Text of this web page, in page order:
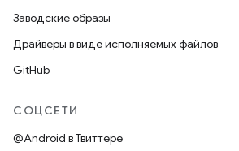
Заводские образы
Драйверы в виде исполняемых файлов
GitHub
СОЦСЕТИ
@Android в Твиттере